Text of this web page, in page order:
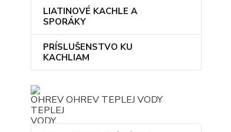
LIATINOVÉ KACHLE A
SPORÁKY
PRÍSLUŠENSTVO KU
KACHLIAM
OHREV TEPLEJ VODY